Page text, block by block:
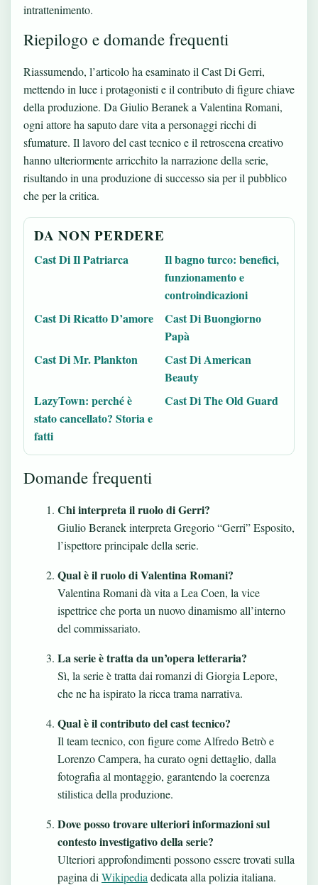
intrattenimento.
Riepilogo e domande frequenti
Riassumendo, l’articolo ha esaminato il Cast Di Gerri,
mettendo in luce i protagonisti e il contributo di figure chiave
della produzione. Da Giulio Beranek a Valentina Romani,
ogni attore ha saputo dare vita a personaggi ricchi di
sfumature. Il lavoro del cast tecnico e il retroscena creativo
hanno ulteriormente arricchito la narrazione della serie,
risultando in una produzione di successo sia per il pubblico
che per la critica.
DA NON PERDERE
Cast Di Il Patriarca
Il bagno turco: benefici,
funzionamento e
controindicazioni
Cast Di Ricatto D’amore
Cast Di Buongiorno
Papà
Cast Di Mr. Plankton
Cast Di American
Beauty
LazyTown: perché è
stato cancellato? Storia e
fatti
Cast Di The Old Guard
Domande frequenti
Chi interpreta il ruolo di Gerri?
Giulio Beranek interpreta Gregorio “Gerri” Esposito,
l’ispettore principale della serie.
Qual è il ruolo di Valentina Romani?
Valentina Romani dà vita a Lea Coen, la vice
ispettrice che porta un nuovo dinamismo all’interno
del commissariato.
La serie è tratta da un’opera letteraria?
Sì, la serie è tratta dai romanzi di Giorgia Lepore,
che ne ha ispirato la ricca trama narrativa.
Qual è il contributo del cast tecnico?
Il team tecnico, con figure come Alfredo Betrò e
Lorenzo Campera, ha curato ogni dettaglio, dalla
fotografia al montaggio, garantendo la coerenza
stilistica della produzione.
Dove posso trovare ulteriori informazioni sul
contesto investigativo della serie?
Ulteriori approfondimenti possono essere trovati sulla
pagina di Wikipedia dedicata alla polizia italiana.